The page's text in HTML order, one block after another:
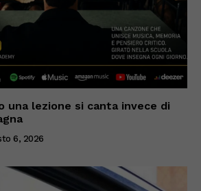
una lezione si canta invece di
6, 2026